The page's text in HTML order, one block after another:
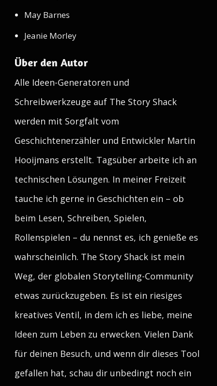
May Barnes
Jeanie Morley
Über den Autor
Alle Ideen-Generatoren und
Schreibwerkzeuge auf The Story Shack
werden mit Sorgfalt vom
Geschichtenerzähler und Entwickler Martin
Hooijmans erstellt. Tagsüber arbeite ich an
technischen Lösungen. In meiner Freizeit
tauche ich gerne in Geschichten ein – ob
beim Lesen, Schreiben, Spielen,
Rollenspielen – du nennst es, ich genieße es
wahrscheinlich. The Story Shack ist mein
Weg, der globalen Storytelling-Community
etwas zurückzugeben. Es ist ein riesiges
kreatives Ventil, in dem ich es liebe, meine
Ideen zum Leben zu erwecken. Vielen Dank
für deinen Besuch, und wenn dir dieses Tool
gefallen hat, schau dir unbedingt noch ein